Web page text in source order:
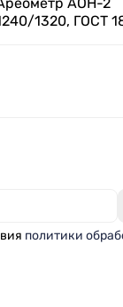
АОН-2
1320, ГОСТ
политики